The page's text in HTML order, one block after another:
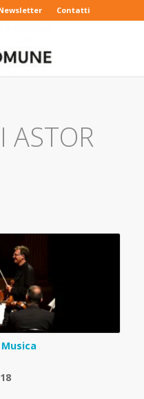
Contatti
ASTOR
Musica